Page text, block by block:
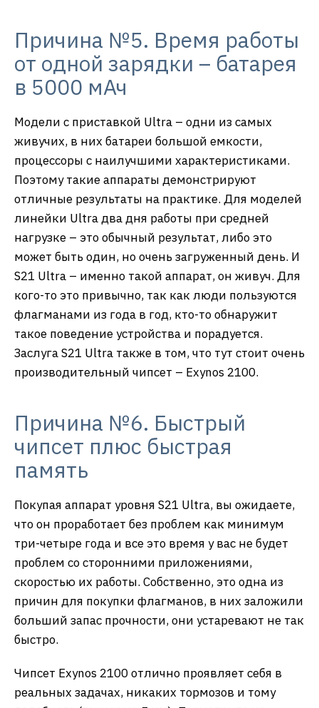
Причина №5. Время работы
от одной зарядки – батарея
в 5000 мАч
Модели с приставкой Ultra – одни из самых
живучих, в них батареи большой емкости,
процессоры с наилучшими характеристиками.
Поэтому такие аппараты демонстрируют
отличные результаты на практике. Для моделей
линейки Ultra два дня работы при средней
нагрузке – это обычный результат, либо это
может быть один, но очень загруженный день. И
S21 Ultra – именно такой аппарат, он живуч. Для
кого-то это привычно, так как люди пользуются
флагманами из года в год, кто-то обнаружит
такое поведение устройства и порадуется.
Заслуга S21 Ultra также в том, что тут стоит очень
производительный чипсет – Exynos 2100.
Причина №6. Быстрый
чипсет плюс быстрая
память
Покупая аппарат уровня S21 Ultra, вы ожидаете,
что он проработает без проблем как минимум
три-четыре года и все это время у вас не будет
проблем со сторонними приложениями,
скоростью их работы. Собственно, это одна из
причин для покупки флагманов, в них заложили
больший запас прочности, они устаревают не так
быстро.
Чипсет Exynos 2100 отлично проявляет себя в
реальных задачах, никаких тормозов и тому